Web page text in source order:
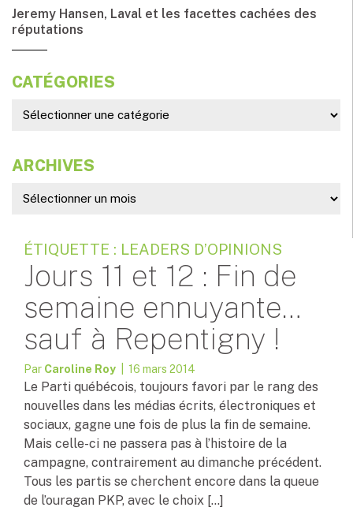
Jeremy Hansen, Laval et les facettes cachées des
réputations
CATÉGORIES
ARCHIVES
ÉTIQUETTE : LEADERS D’OPINIONS
Jours 11 et 12 : Fin de
semaine ennuyante…
sauf à Repentigny !
Par Caroline Roy | 16 mars 2014
Le Parti québécois, toujours favori par le rang des
nouvelles dans les médias écrits, électroniques et
sociaux, gagne une fois de plus la fin de semaine.
Mais celle-ci ne passera pas à l’histoire de la
campagne, contrairement au dimanche précédent.
Tous les partis se cherchent encore dans la queue
de l’ouragan PKP, avec le choix […]